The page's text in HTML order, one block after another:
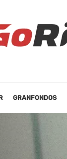
GRANFONDOS